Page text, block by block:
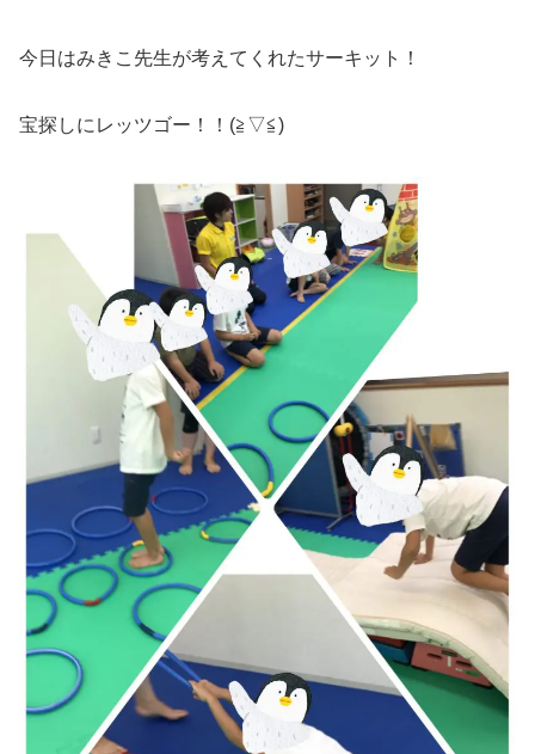
今日はみきこ先生が考えてくれたサーキット！
宝探しにレッツゴー！！(≧▽≦)